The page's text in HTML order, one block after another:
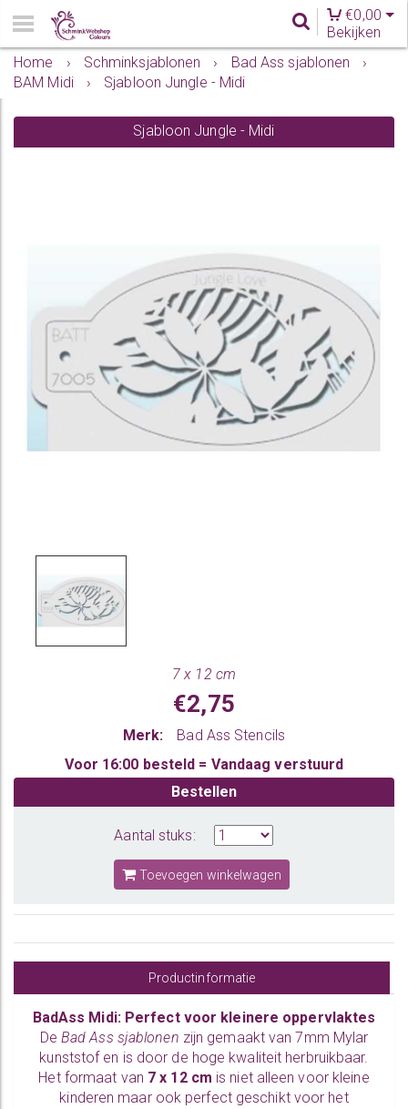
€0,00
Bekijken
Home
› Schminksjablonen › Bad Ass sjablonen
›
BAM Midi
› Sjabloon Jungle - Midi
Sjabloon Jungle - Midi
7 x 12 cm
€2,75
Merk:
Bad Ass Stencils
Voor 16:00 besteld = Vandaag verstuurd
Bestellen
Aantal stuks:
Toevoegen winkelwagen
Productinformatie
BadAss Midi: Perfect voor kleinere oppervlaktes
De Bad Ass sjablonen zijn gemaakt van 7mm Mylar
kunststof en is door de hoge kwaliteit herbruikbaar.
Het formaat van 7 x 12 cm is niet alleen voor kleine
kinderen maar ook perfect geschikt voor het